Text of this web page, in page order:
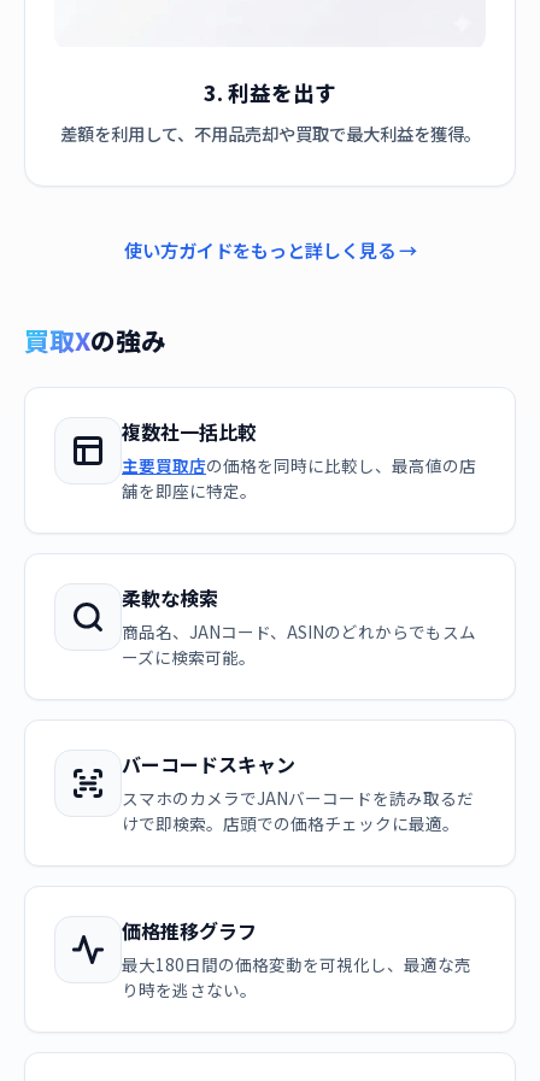
3. 利益を出す
差額を利用して、不用品売却や買取で最大利益を獲得。
使い方ガイドをもっと詳しく見る →
買取Xの強み
複数社一括比較
主要買取店の価格を同時に比較し、最高値の店
舗を即座に特定。
柔軟な検索
商品名、JANコード、ASINのどれからでもスム
ーズに検索可能。
バーコードスキャン
スマホのカメラでJANバーコードを読み取るだ
けで即検索。店頭での価格チェックに最適。
価格推移グラフ
最大180日間の価格変動を可視化し、最適な売
り時を逃さない。